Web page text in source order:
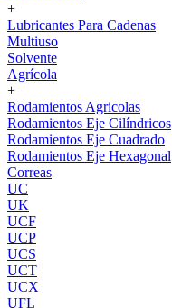
+
Lubricantes Para Cadenas
Multiuso
Solvente
Agrícola
+
Rodamientos Agricolas
Rodamientos Eje Cilíndricos
Rodamientos Eje Cuadrado
Rodamientos Eje Hexagonal
Correas
UC
UK
UCF
UCP
UCS
UCT
UCX
UFL